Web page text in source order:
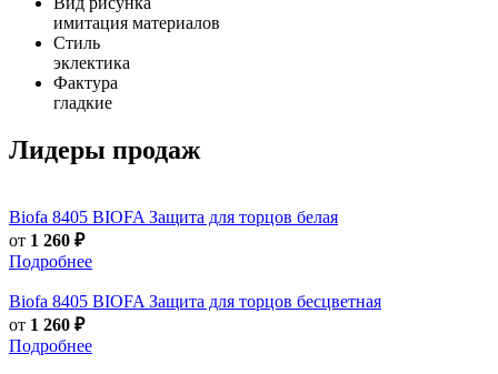
имитация материалов
Стиль
эклектика
Фактура
гладкие
Лидеры продаж
Biofa 8405 BIOFA Защита для торцов белая
от 1 260 ₽
Подробнее
Biofa 8405 BIOFA Защита для торцов бесцветная
от 1 260 ₽
Подробнее